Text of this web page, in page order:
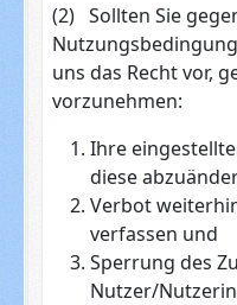
(2) Sollten Sie
uns das Recht vor,
vorzunehmen:
Ihre
diese
Verbot
verfassen und
Sperrung des
Nutzer/